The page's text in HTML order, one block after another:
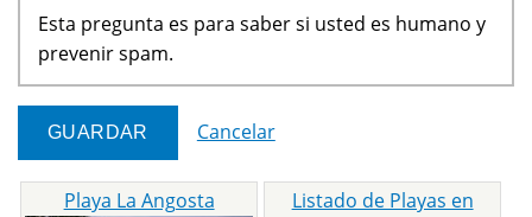
Esta pregunta es para saber si usted es humano y
prevenir spam.
Cancelar
Playa La Angosta Listado de Playas en